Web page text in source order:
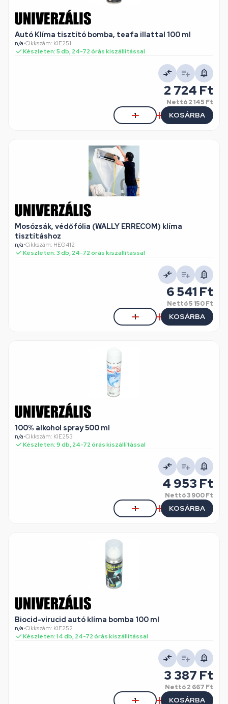
Autó Klíma tisztító bomba, teafa illattal 100 ml
n/a•Cikkszám: KIE251
Készleten: 5 db, 24-72 órás kiszállítással
2 724 Ft
Nettó2 145 Ft
KOSÁRBA
Mosózsák, védőfólia (WALLY ERRECOM) klíma
tisztításhoz
n/a•Cikkszám: HEG412
Készleten: 3 db, 24-72 órás kiszállítással
6 541 Ft
Nettó5 150 Ft
KOSÁRBA
100% alkohol spray 500 ml
n/a•Cikkszám: KIE253
Készleten: 9 db, 24-72 órás kiszállítással
4 953 Ft
Nettó3 900 Ft
KOSÁRBA
Biocid-virucid autó klíma bomba 100 ml
n/a•Cikkszám: KIE252
Készleten: 14 db, 24-72 órás kiszállítással
3 387 Ft
Nettó2 667 Ft
KOSÁRBA